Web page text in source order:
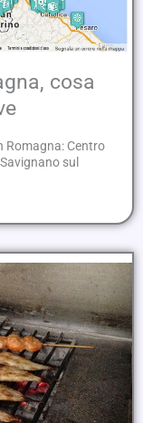
cosa
Romagna: Centro
sul